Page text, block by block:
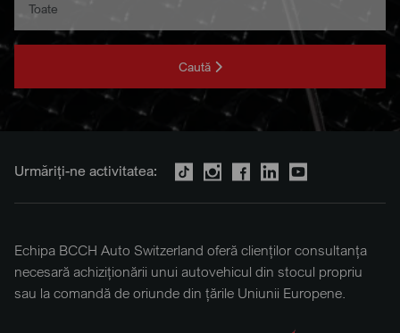
Caută
Urmăriți-ne activitatea:
Echipa BCCH Auto Switzerland oferă clienților consultanța
necesară achiziționării unui autovehicul din stocul propriu
sau la comandă de oriunde din țările Uniunii Europene.